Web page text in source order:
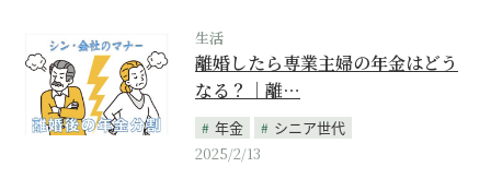
生活
離婚したら専業主婦の年金はどう
なる？｜離…
年金
シニア世代
2025/2/13